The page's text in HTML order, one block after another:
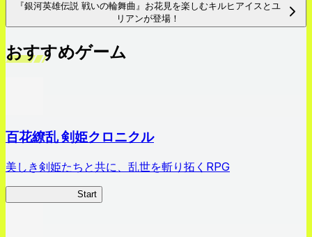
『銀河英雄伝説 戦いの輪舞曲』お花見を楽しむキルヒアイスとユ
リアンが登場！
おすすめゲーム
百花繚乱 剣姫クロニクル
美しき剣姫たちと共に、乱世を斬り拓くRPG
Start